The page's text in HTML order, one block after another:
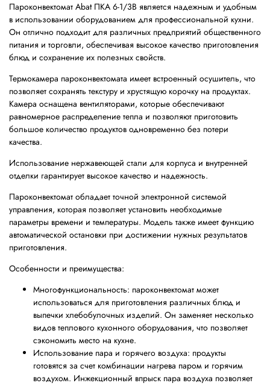
Пароконвектомат Abat ПКА 6-1/3В является надежным и удобным
в использовании оборудованием для профессиональной кухни.
Он отлично подходит для различных предприятий общественного
питания и торговли, обеспечивая высокое качество приготовления
блюд и сохранение их полезных свойств.
Термокамера пароконвектомата имеет встроенный осушитель, что
позволяет сохранять текстуру и хрустящую корочку на продуктах.
Камера оснащена вентиляторами, которые обеспечивают
равномерное распределение тепла и позволяют приготовить
большое количество продуктов одновременно без потери
качества.
Использование нержавеющей стали для корпуса и внутренней
отделки гарантирует высокое качество и надежность.
Пароконвектомат обладает точной электронной системой
управления, которая позволяет установить необходимые
параметры времени и температуры. Модель также имеет функцию
автоматической остановки при достижении нужных результатов
приготовления.
Особенности и преимущества:
Многофункциональность: пароконвектомат может
использоваться для приготовления различных блюд и
выпечки хлебобулочных изделий. Он заменяет несколько
видов теплового кухонного оборудования, что позволяет
сэкономить место на кухне.
Использование пара и горячего воздуха: продукты
готовятся за счет комбинации нагрева паром и горячим
воздухом. Инжекционный впрыск пара воздуха позволяет